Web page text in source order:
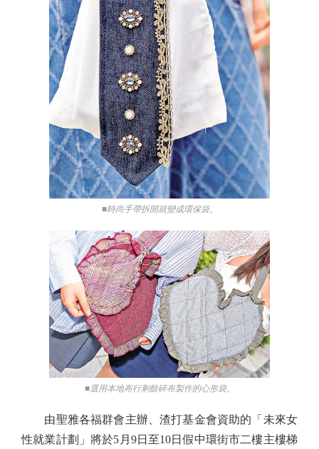
■時尚手帶拆開就變成環保袋。
■選用本地布行剩餘碎布製作的心形袋。
由聖雅各福群會主辦、渣打基金會資助的「未來女
性就業計劃」將於5月9日至10日假中環街市二樓主樓梯